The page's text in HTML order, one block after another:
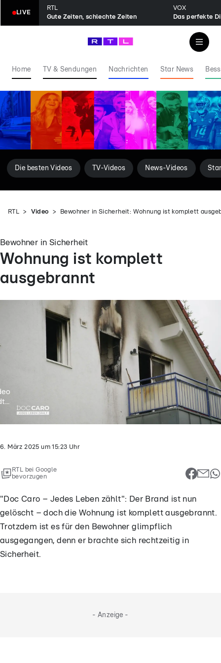
LIVE
RTL
Gute Zeiten, schlechte Zeiten
VOX
Das perfekte
Home TV & Sendungen Nachrichten Star News
Die besten Videos TV-Videos News-Videos
RTL Video Bewohner in Sicherheit: Wohnung ist komplett
Bewohner in Sicherheit
Wohnung ist komplett
ausgebrannt
6. März 2025 um 15:23 Uhr
RTL bei Google
bevorzugen
"Doc Caro – Jedes Leben zählt": Der Brand ist nun
gelöscht – doch die Wohnung ist komplett ausgebrannt.
Trotzdem ist es für den Bewohner glimpflich
ausgegangen, denn er brachte sich rechtzeitig in
Sicherheit.
- Anzeige -